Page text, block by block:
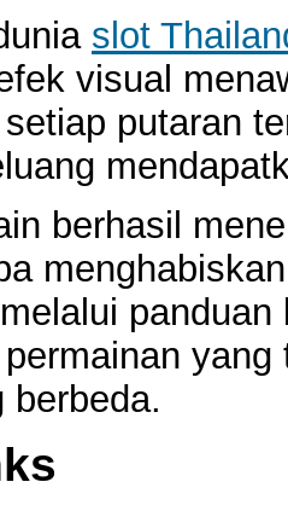
slot
visual
putaran
berhasil
berbeda.